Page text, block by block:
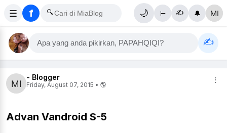
☰ f 🔍 🌙 ⊢ ✍ 🔔
Apa yang anda pikirkan, PAPAHQIQI? ✍
- Blogger
Friday, August 07, 2015 • 🌎
⋮
Advan Vandroid S-5